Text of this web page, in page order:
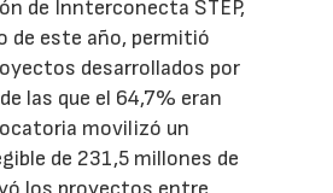
de Innterconecta STEP,
de este año, permitió
desarrollados por
las que el 64,7% eran
movilizó un
de 231,5 millones de